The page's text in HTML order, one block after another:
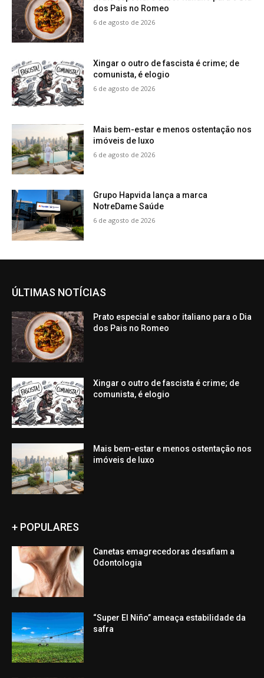
dos Pais no Romeo
6 de agosto de 2026
Xingar o outro de fascista é crime; de
comunista, é elogio
6 de agosto de 2026
Mais bem-estar e menos ostentação nos
imóveis de luxo
6 de agosto de 2026
Grupo Hapvida lança a marca
NotreDame Saúde
6 de agosto de 2026
ÚLTIMAS NOTÍCIAS
Prato especial e sabor italiano para o Dia
dos Pais no Romeo
Xingar o outro de fascista é crime; de
comunista, é elogio
Mais bem-estar e menos ostentação nos
imóveis de luxo
+ POPULARES
Canetas emagrecedoras desafiam a
Odontologia
“Super El Niño” ameaça estabilidade da
safra